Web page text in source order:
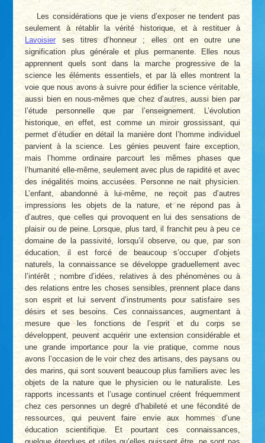
Les considérations que je viens d’exposer ne tendent pas
seulement à rétablir la vérité historique, et à restituer à
Lavoisierses titres d’honneur ; elles ont en outre une
signification plus générale et plus permanente. Elles nous
apprennent quels sont dans la marche progressive de la
science les éléments essentiels, et par là elles montrent la
voie que nous avons à suivre pour édifier la science véritable,
aussi bien en nous-mêmes que chez d’autres, aussi bien par
l’étude personnelle que par l’enseignement. L’évolution
historique, en effet, est comme un miroir grossissant, qui
permet d’étudier en détail la manière dont l’homme individuel
parvient à la science. Les génies peuvent faire exception,
mais l’homme ordinaire parcourt les mêmes phases que
l’humanité elle-même, seulement avec plus de rapidité et avec
des inégalités moins accusées. Personne ne nait physicien.
L’enfant, abandonné à lui-même, ne reçoit pas d’autres
impressions les objets de la nature, et ne répond pas à
d’autres, que celles qui provoquent en lui des sensations de
plaisir ou de peine. Lorsque, plus tard, il franchit peu à peu ce
domaine de la passivité, lorsqu’il observe, ou que, par son
éducation, il est forcé de beaucoup s’occuper d’objets
naturels, la connaissance se développe graduellement avec
l’intérêt ; nombre d’idées, relatives à des phénomènes ou à
des relations entre les choses sensibles, prennent place dans
son esprit et Iui servent d’instruments pour satisfaire ses
désirs et ses besoins. Ces connaissances, augmentant à
mesure que les fonctions de l’esprit et du corps se
développent, peuvent acquérir une extension considérable et
une grande importance pour la vie pratique, comme nous
avons l’occasion de le voir chez des artisans, des paysans ou
des marins, qui sont souvent beaucoup plus familiers avec les
objets de la nature que le physicien ou le naturaliste. Les
rapports incessants et l’usage continuel créent fréquemment
chez ces personnes un degré d’habileté et une fécondité de
ressources, qui peuvent faire envie aux hommes d’une
éducation scientifique. Et pourtant ces connaissances,